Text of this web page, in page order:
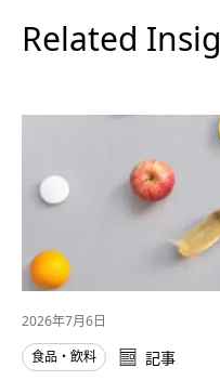
Related
2026年7月6日
食品・飲料
記事